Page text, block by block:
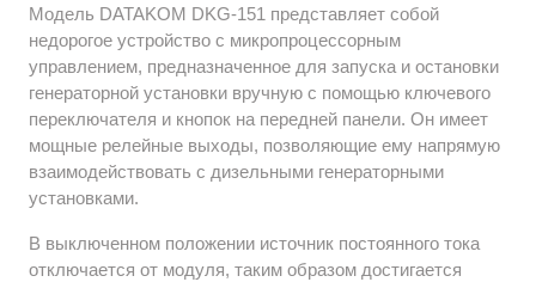
Модель DATAKOM DKG-151 представляет собой
недорогое устройство с микропроцессорным
управлением, предназначенное для запуска и остановки
генераторной установки вручную с помощью ключевого
переключателя и кнопок на передней панели. Он имеет
мощные релейные выходы, позволяющие ему напрямую
взаимодействовать с дизельными генераторными
установками.
В выключенном положении источник постоянного тока
отключается от модуля, таким образом достигается